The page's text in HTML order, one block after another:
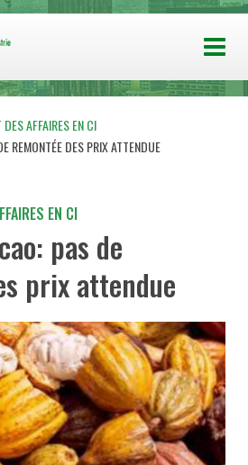
DES AFFAIRES EN CI
REMONTÉE DES PRIX ATTENDUE
EN CI
pas de
prix attendue